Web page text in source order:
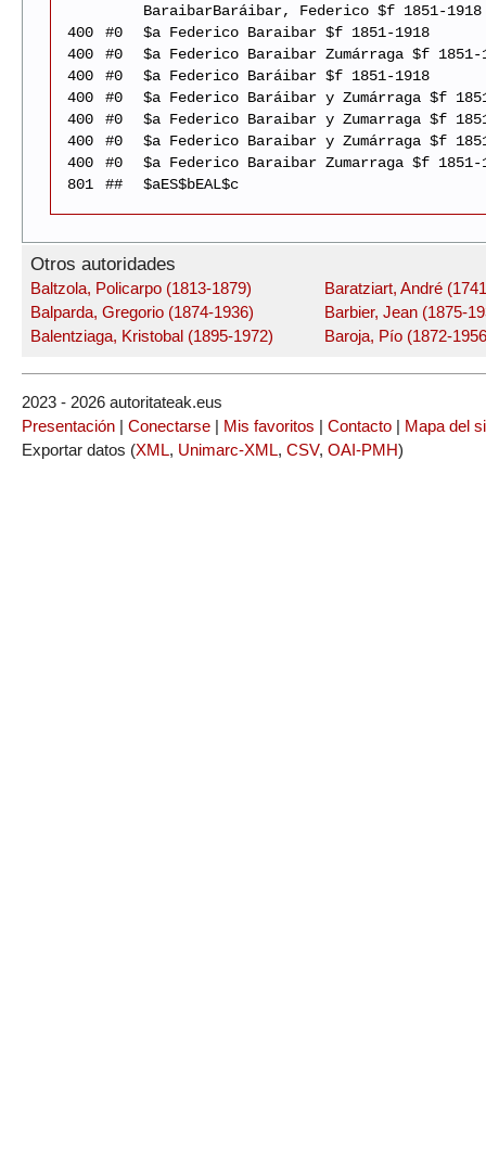
BaraibarBaráibar, Federico $f 1851-1918
400
#0
$a Federico Baraibar $f 1851-1918
400
#0
$a Federico Baraibar Zumárraga $f 1851-
400
#0
$a Federico Baráibar $f 1851-1918
400
#0
$a Federico Baráibar y Zumárraga $f
400
#0
$a Federico Baraibar y Zumarraga $f
400
#0
$a Federico Baraibar y Zumárraga $f
400
#0
$a Federico Baraibar Zumarraga $f 1851-
801
## $aES$bEAL$c
Otros autoridades
Baltzola, Policarpo (1813-1879)
Balparda, Gregorio (1874-1936)
Balentziaga, Kristobal (1895-1972)
Baratziart, André
Barbier, Jean (1875-
Baroja, Pío (1872-
2023 - 2026 autoritateak.eus
Presentación | Conectarse | Mis favoritos | Contacto | Mapa del
Exportar datos (XML, Unimarc-XML, CSV, OAI-PMH)